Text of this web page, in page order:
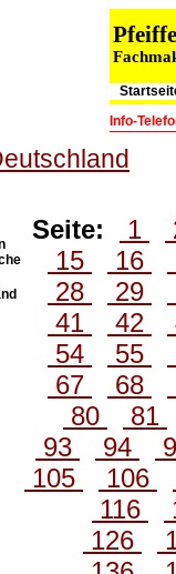
Info-
Seite: 1
15
16
28
29
41
42
54
55
67
68
80
81
93
94
105
106
116
126